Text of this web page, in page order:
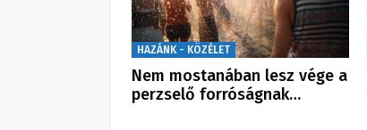
HAZÁNK - KÖZÉLET
Nem mostanában lesz vége a
perzselő forróságnak…